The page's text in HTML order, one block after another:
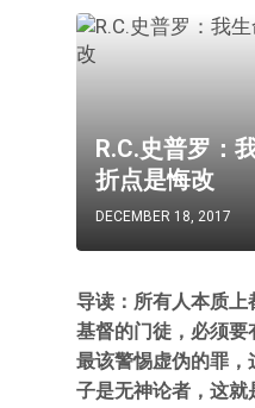
R.C.史普罗：
折点是悔改
DECEMBER 18, 2017
导读：所有人本质
基督的门徒，必须
最该警惕虚伪的罪
子是无神论者，这就